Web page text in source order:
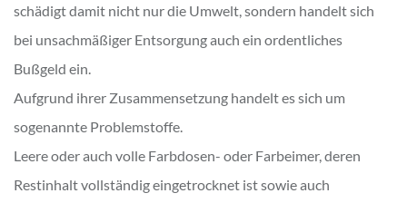
schädigt damit nicht nur die Umwelt, sondern handelt sich
bei unsachmäßiger Entsorgung auch ein ordentliches
Bußgeld ein.
Aufgrund ihrer Zusammensetzung handelt es sich um
sogenannte Problemstoffe.
Leere oder auch volle Farbdosen- oder Farbeimer, deren
Restinhalt vollständig eingetrocknet ist sowie auch